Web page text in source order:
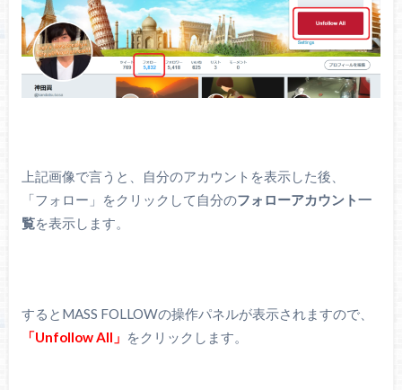
上記画像で言うと、自分のアカウントを表示した後、
「フォロー」をクリックして自分のフォローアカウント一
覧を表示します。
するとMASS FOLLOWの操作パネルが表示されますので、
「Unfollow All」 をクリックします。